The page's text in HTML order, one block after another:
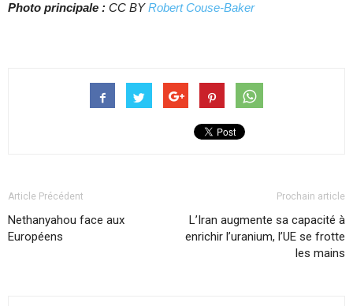
Photo principale : CC BYRobert Couse-Baker
Article Précédent
Nethanyahou face aux
Européens
Prochain article
L’Iran augmente sa capacité à
enrichir l’uranium, l’UE se frotte
les mains